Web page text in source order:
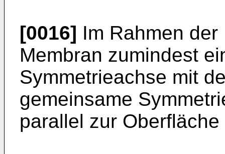
[0016] Im Rahmen
Membran zumindest
Symmetrieachse mit
gemeinsame
parallel zur